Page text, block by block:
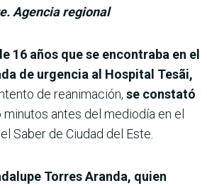
Agencia regional
16 años que se encontraba en el
de urgencia al Hospital Tesãi,
de reanimación, se constató
minutos antes del mediodía en el
Saber de Ciudad del Este.
Torres Aranda, quien